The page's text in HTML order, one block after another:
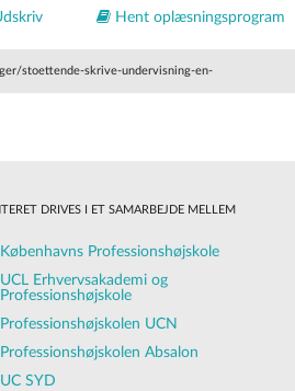
Hent oplæsningsprogram
stoettende-skrive-undervisning-en-
DRIVES I ET SAMARBEJDE MELLEM
Københavns Professionshøjskole
UCL Erhvervsakademi og
Professionshøjskole
Professionshøjskolen UCN
Professionshøjskolen Absalon
UC SYD